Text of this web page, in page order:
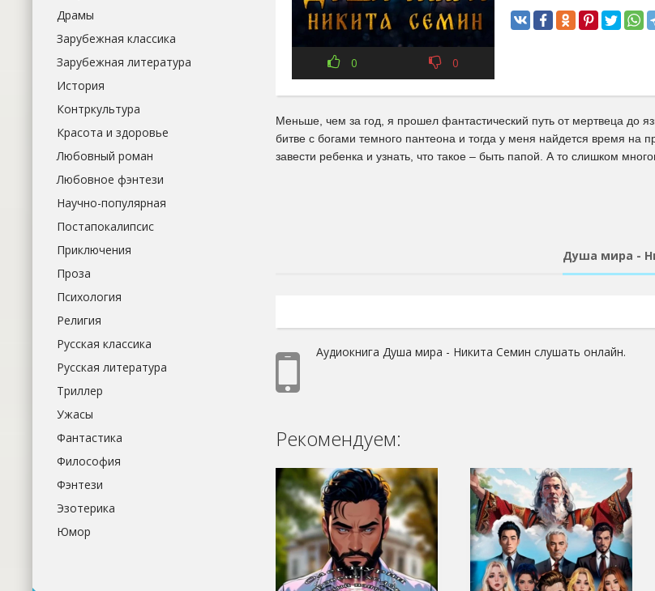
0 0
Меньше, чем за год, я прошел фантастический путь от мертвеца до
битве с богами темного пантеона и тогда у меня найдется время на
завести ребенка и узнать, что такое – быть папой. А то слишком
Душа мира -
Аудиокнига Душа мира - Никита Семин слушать онлайн.
Рекомендуем:
Драмы
Зарубежная классика
Зарубежная литература
История
Контркультура
Красота и здоровье
Любовный роман
Любовное фэнтези
Научно-популярная
Постапокалипсис
Приключения
Проза
Психология
Религия
Русская классика
Русская литература
Триллер
Ужасы
Фантастика
Философия
Фэнтези
Эзотерика
Юмор